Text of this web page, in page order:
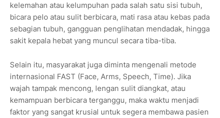
kelemahan atau kelumpuhan pada salah satu sisi tubuh,
bicara pelo atau sulit berbicara, mati rasa atau kebas pada
sebagian tubuh, gangguan penglihatan mendadak, hingga
sakit kepala hebat yang muncul secara tiba-tiba.
Selain itu, masyarakat juga diminta mengenali metode
internasional FAST (Face, Arms, Speech, Time). Jika
wajah tampak mencong, lengan sulit diangkat, atau
kemampuan berbicara terganggu, maka waktu menjadi
faktor yang sangat krusial untuk segera membawa pasien